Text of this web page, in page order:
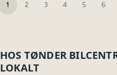
1 2 3 4 5 6
HOS TØNDER
LOKALT